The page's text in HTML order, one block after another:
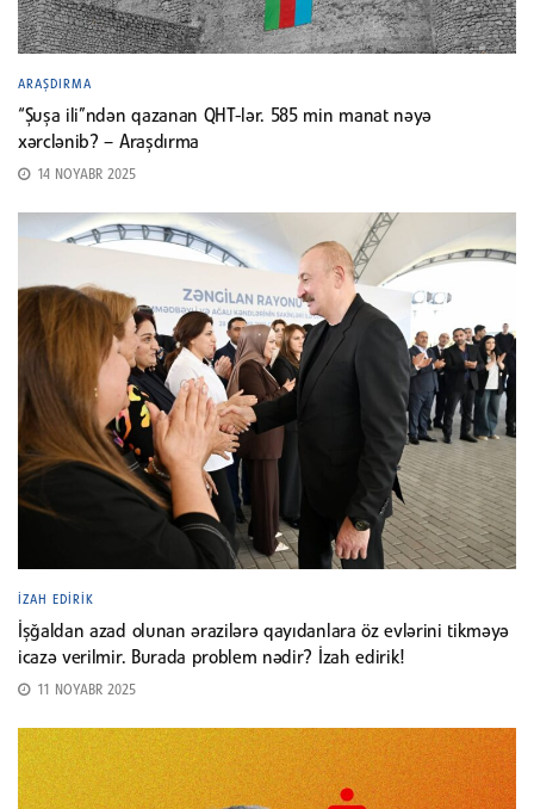
ARAŞDIRMA
“Şuşa ili”ndən qazanan QHT-lər. 585 min manat nəyə
xərclənib? – Araşdırma
14 NOYABR 2025
İZAH EDIRIK
İşğaldan azad olunan ərazilərə qayıdanlara öz evlərini tikməyə
icazə verilmir. Burada problem nədir? İzah edirik!
11 NOYABR 2025